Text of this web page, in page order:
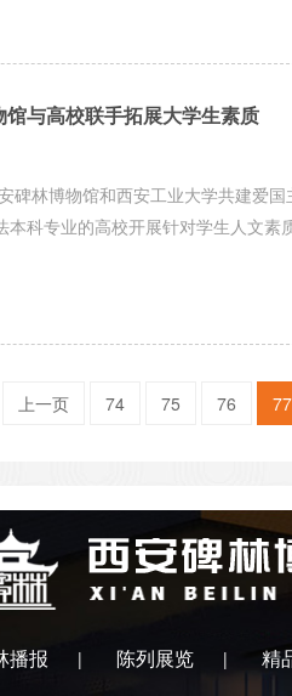
馆与高校联手拓展大学生素质
碑林博物馆和西安工业大学共建爱
本科专业的高校开展针对学生人文
上一页 74 75 76 77
播报 | 陈列展览 | 精